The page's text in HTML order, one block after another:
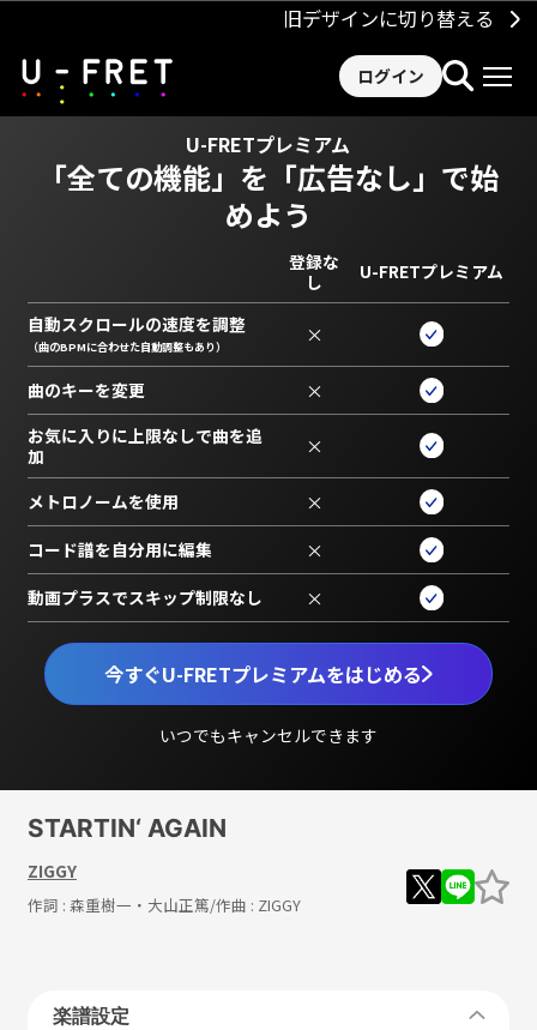
旧デザインに切り替える
ログイン
U-FRETプレミアム
「全ての機能」を 「広告なし」で始
めよう
今すぐU-FRETプレミアムをはじめる
いつでもキャンセルできます
登録な
し
U-FRETプレミアム
自動スクロールの速度を調整
（曲のBPMに合わせた自動調整もあり） ×
曲のキーを変更 ×
お気に入りに上限なしで曲を追
加
×
メトロノームを使用 ×
コード譜を自分用に編集 ×
動画プラスでスキップ制限なし ×
STARTIN‘ AGAIN
ZIGGY
作詞 : 森重樹一・大山正篤/作曲 : ZIGGY
楽譜設定